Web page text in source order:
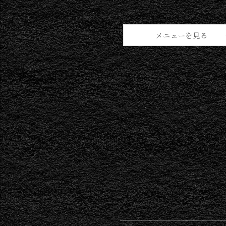
メニューを見る